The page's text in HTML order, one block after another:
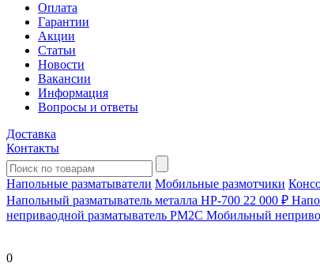
Оплата
Гарантии
Акции
Статьи
Новости
Вакансии
Информация
Вопросы и ответы
Доставка
Контакты
Напольные разматыватели Мобильные размотчики
Напольный разматыватель металла HP-700 22 000 ₽
непривaодной разматыватель РМ2С Мобильный
0